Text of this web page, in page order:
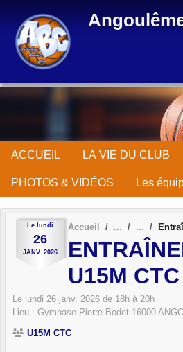
ACCUEIL LA VIE DU CLUB
PHOTOS & VIDÉOS Les
Le lundi
26
JANV. 2026
Accueil
U15M CTC
Le lundi 26 janv. 2026 de 18h à 20h
Lieu : Gymnase Pierre Bodet 16000
U15M CTC